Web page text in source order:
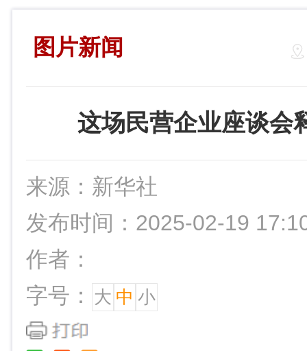
图片新闻
这场民营企业座谈会
来源：新华社
发布时间：2025-02-19
作者：
字号：
大 中 小